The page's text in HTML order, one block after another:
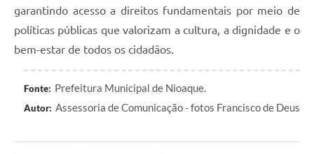
garantindo acesso a direitos fundamentais por meio de
políticas públicas que valorizam a cultura, a dignidade e o
bem-estar de todos os cidadãos.
Fonte: Prefeitura Municipal de Nioaque.
Autor: Assessoria de Comunicação - fotos Francisco de Deus